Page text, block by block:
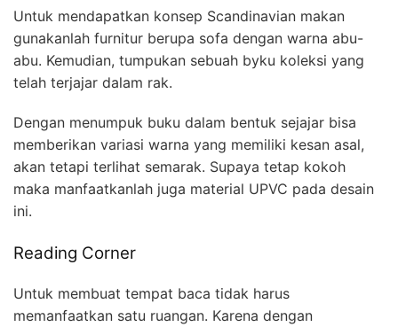
Untuk mendapatkan konsep Scandinavian makan
gunakanlah furnitur berupa sofa dengan warna abu-
abu. Kemudian, tumpukan sebuah byku koleksi yang
telah terjajar dalam rak.
Dengan menumpuk buku dalam bentuk sejajar bisa
memberikan variasi warna yang memiliki kesan asal,
akan tetapi terlihat semarak. Supaya tetap kokoh
maka manfaatkanlah juga material UPVC pada desain
ini.
Reading Corner
Untuk membuat tempat baca tidak harus
memanfaatkan satu ruangan. Karena dengan